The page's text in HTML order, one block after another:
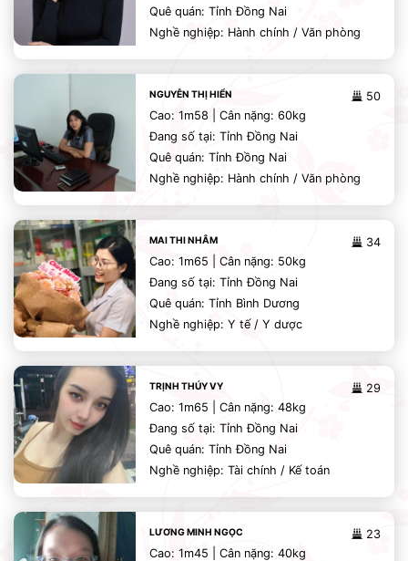
Quê quán: Tỉnh Đồng Nai
Nghề nghiệp: Hành chính / Văn phòng
50
NGUYỄN THỊ HIỂN
Cao: 1m58 | Cân nặng: 60kg
Đang số tại: Tỉnh Đồng Nai
Quê quán: Tỉnh Đồng Nai
Nghề nghiệp: Hành chính / Văn phòng
34
MAI THI NHÂM
Cao: 1m65 | Cân nặng: 50kg
Đang số tại: Tỉnh Đồng Nai
Quê quán: Tỉnh Bình Dương
Nghề nghiệp: Y tế / Y dược
29
TRỊNH THÚY VY
Cao: 1m65 | Cân nặng: 48kg
Đang số tại: Tỉnh Đồng Nai
Quê quán: Tỉnh Đồng Nai
Nghề nghiệp: Tài chính / Kế toán
23
LƯƠNG MINH NGỌC
Cao: 1m45 | Cân nặng: 40kg